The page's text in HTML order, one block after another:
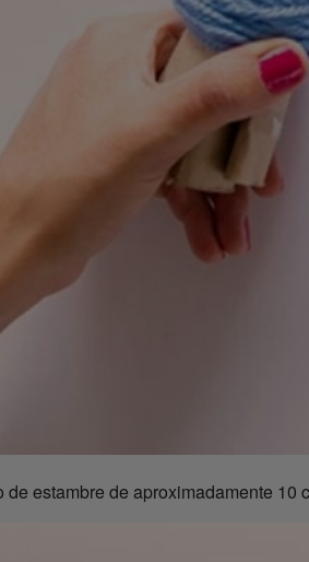
de estambre de aproximadamente